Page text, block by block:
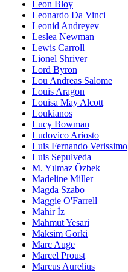
Leon Bloy
Leonardo Da Vinci
Leonid Andreyev
Leslea Newman
Lewis Carroll
Lionel Shriver
Lord Byron
Lou Andreas Salome
Louis Aragon
Louisa May Alcott
Loukianos
Lucy Bowman
Ludovico Ariosto
Luis Fernando Verissimo
Luis Sepulveda
M. Yılmaz Özbek
Madeline Miller
Magda Szabo
Maggie O'Farrell
Mahir İz
Mahmut Yesari
Maksim Gorki
Marc Auge
Marcel Proust
Marcus Aurelius